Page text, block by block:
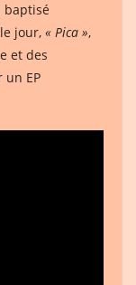
baptisé
jour, « Pica »,
et des
un EP